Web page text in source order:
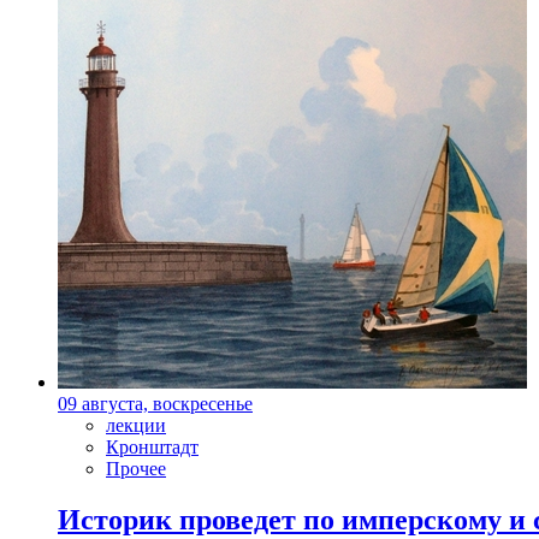
09 августа, воскресенье
лекции
Кронштадт
Прочее
Историк проведет по имперскому и